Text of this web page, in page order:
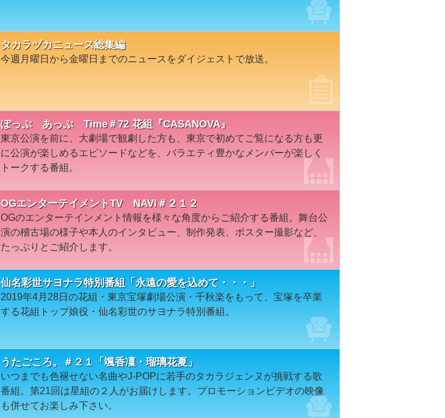
タカラヅカニュース総集編
今週月曜日から金曜日までのニュースをダイジェストで放送。
ぽっぷ あっぷ Time＃72 花組『CASANOVA』
東京公演を前に、大劇場で観劇した方も、東京で初めてご覧になる方も更
に公演が楽しめるエピソードなどを、バラエティ豊かなメンバーが楽しく
トークする番組。
OGエンターテイメントTV NAVI＃２１２
OGのエンターテインメント情報を様々な角度からご紹介する番組。舞台公
演の稽古場の様子や本人のインタビュー、制作発表、ポスター撮影など、
たっぷりとご紹介します。
仙名彩世サヨナラ特別番組「永遠の愛を込めて・・・」
2019年4月28日の花組・東京宝塚劇場公演・千秋楽をもって、宝塚を卒業
する花組トップ娘役・仙名彩世のサヨナラ特別番組。
うたごころ。＃２１「颯香凜・瑠璃花夏」
いつまでも色褪せない名曲やJ-POPに若手のタカラジェンヌが挑戦する歌
番組。第21回は星組の２人がお届けします。プロモーションビデオの映像
も併せてお楽しみ下さい。